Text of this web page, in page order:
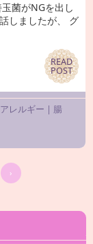
菌がNGを出し
しましたが、 グ
READ
POST
READ
POST
アレルギー | 腸
›